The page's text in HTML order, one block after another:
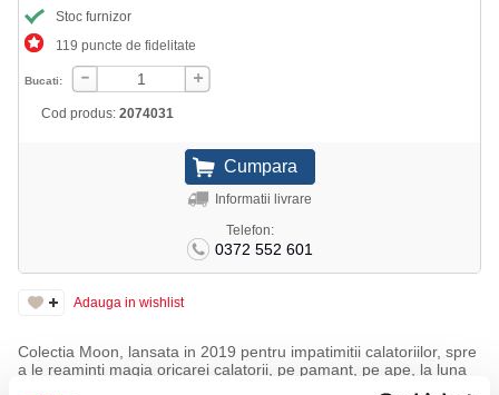
Stoc furnizor
119 puncte de fidelitate
Bucati:
Cod produs: 2074031
Informatii livrare
Telefon:
0372 552 601
Adauga in wishlist
Colectia Moon, lansata in 2019 pentru impatimitii calatoriilor, spre
a le reaminti magia oricarei calatorii, pe pamant, pe ape, la luna